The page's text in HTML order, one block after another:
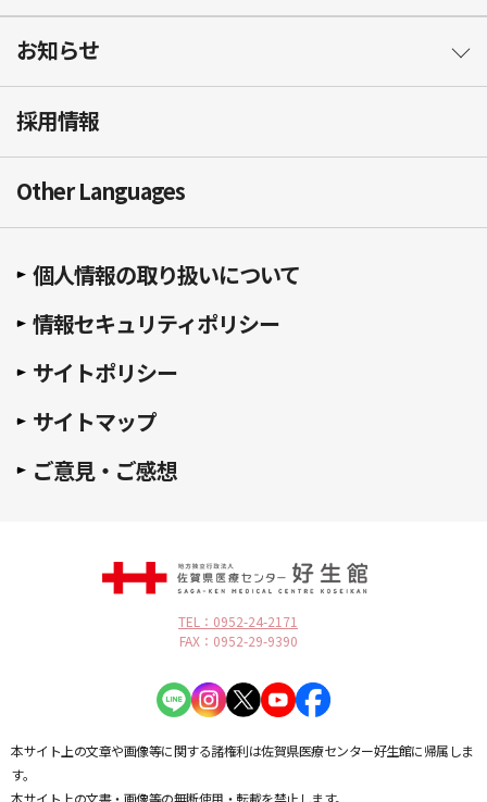
お知らせ
採用情報
Other Languages
個人情報の取り扱いについて
情報セキュリティポリシー
サイトポリシー
サイトマップ
ご意見・ご感想
TEL：0952-24-2171
FAX：0952-29-9390
本サイト上の文章や画像等に関する諸権利は佐賀県医療センター好生館に帰属しま
す。